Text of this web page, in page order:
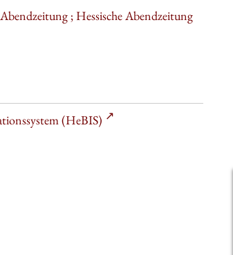
; Hessische Abendzeitung
(HeBIS)